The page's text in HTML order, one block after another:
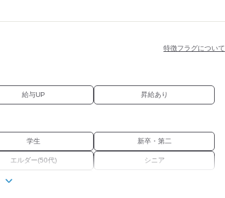
特徴フラグについて
給与UP 昇給あり
学生 新卒・第二
エルダー(50代) シニア